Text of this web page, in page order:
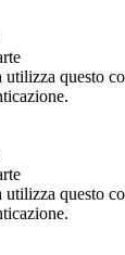
utilizza questo
utilizza questo